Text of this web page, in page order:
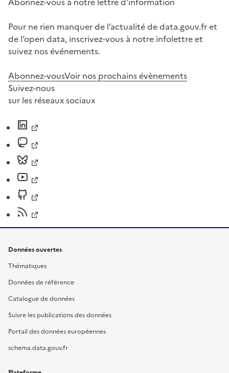
Pour ne rien manquer de l’actualité de data.gouv.fr et
de l’open data, inscrivez-vous à notre infolettre et
suivez nos événements.
Abonnez-vousVoir nos prochains évènements
Suivez-nous
sur les réseaux sociaux
Données ouvertes
Thématiques
Données de référence
Catalogue de données
Suivre les publications des données
Portail des données européennes
schema.data.gouv.fr